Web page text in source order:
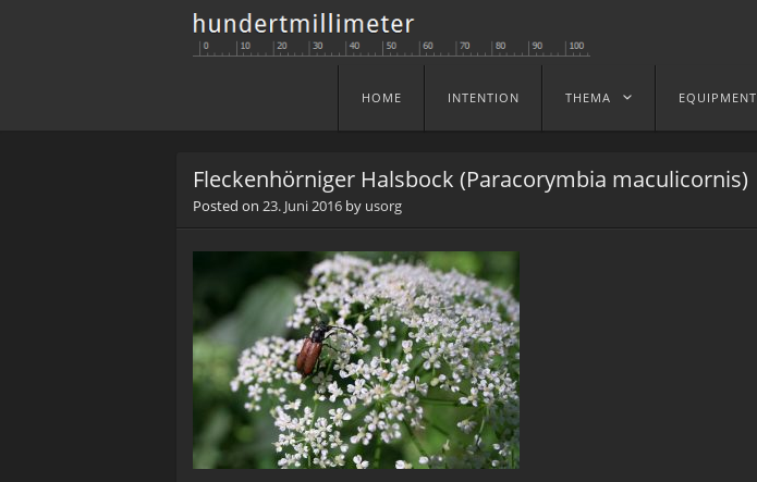
Menu
Skip to content
HOME INTENTION THEMA EQUIPMENT
Fleckenhörniger Halsbock (Paracorymbia maculicornis)
Posted on 23. Juni 2016 by usorg